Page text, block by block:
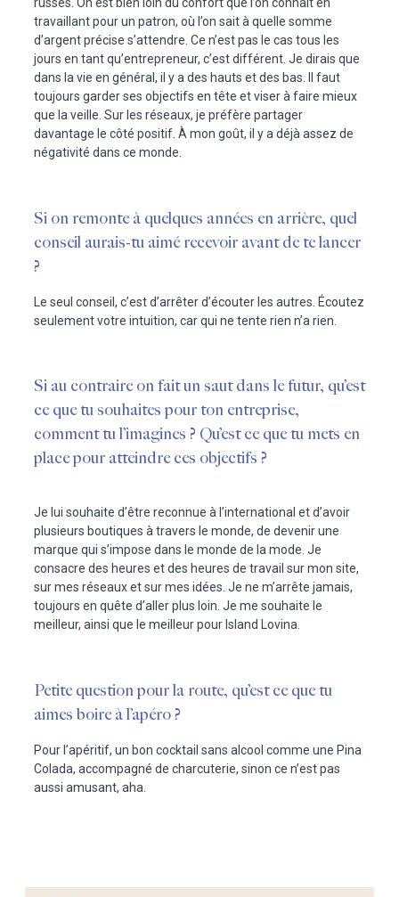
travaillant pour un patron, où l’on sait à quelle somme
d’argent précise s’attendre. Ce n’est pas le cas tous les
jours en tant qu’entrepreneur, c’est différent. Je dirais que
dans la vie en général, il y a des hauts et des bas. Il faut
toujours garder ses objectifs en tête et viser à faire mieux
que la veille. Sur les réseaux, je préfère partager
davantage le côté positif. À mon goût, il y a déjà assez de
négativité dans ce monde.
Si on remonte à quelques années en arrière, quel
conseil aurais-tu aimé recevoir avant de te lancer
?
Le seul conseil, c’est d’arrêter d’écouter les autres. Écoutez
seulement votre intuition, car qui ne tente rien n’a rien.
Si au contraire on fait un saut dans le futur, qu’est
ce que tu souhaites pour ton entreprise,
comment tu l’imagines ? Qu’est ce que tu mets en
place pour atteindre ces objectifs ?
Je lui souhaite d’être reconnue à l’international et d’avoir
plusieurs boutiques à travers le monde, de devenir une
marque qui s’impose dans le monde de la mode. Je
consacre des heures et des heures de travail sur mon site,
sur mes réseaux et sur mes idées. Je ne m’arrête jamais,
toujours en quête d’aller plus loin. Je me souhaite le
meilleur, ainsi que le meilleur pour Island Lovina.
Petite question pour la route, qu’est ce que tu
aimes boire à l’apéro ?
Pour l’apéritif, un bon cocktail sans alcool comme une Pina
Colada, accompagné de charcuterie, sinon ce n’est pas
aussi amusant, aha.